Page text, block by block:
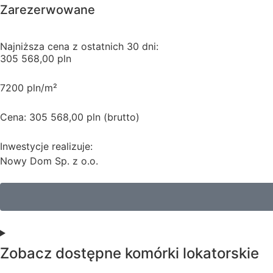
Zarezerwowane
Najniższa cena z ostatnich 30 dni:
305 568,00 pln
7200 pln/m²
Cena: 305 568,00 pln (brutto)
Inwestycje realizuje:
Nowy Dom Sp. z o.o.
Zobacz dostępne komórki lokatorskie